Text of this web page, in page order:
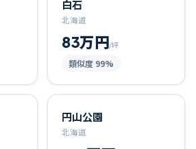
白石
北海道
83万円/坪
類似度 99%
円山公園
北海道